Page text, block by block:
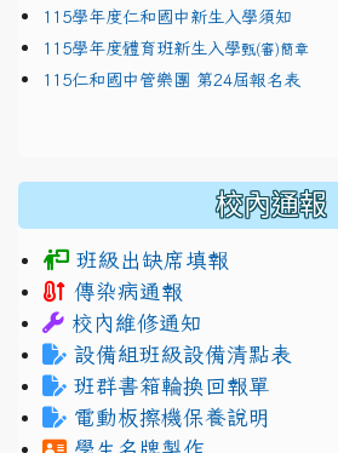
115學年度仁和國中新生入學須知
115學年度體育班新生入學甄(審)簡章
115仁和國中管樂團 第24屆報名表
校內通報
班級出缺席填報
傳染病通報
校內維修通知
設備組班級設備清點表
班群書箱輪換回報單
電動板擦機保養說明
學生名牌製作